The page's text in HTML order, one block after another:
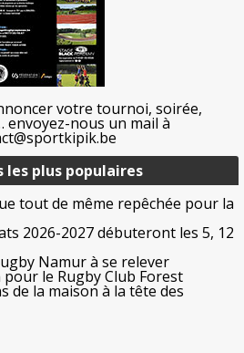
votre tournoi, soirée,
envoyez-nous un mail à
les plus populaires
tout de même repêchée pour la
2026-2027 débuteront les 5, 12
Namur à se relever
pour le Rugby Club Forest
de la maison à la tête des